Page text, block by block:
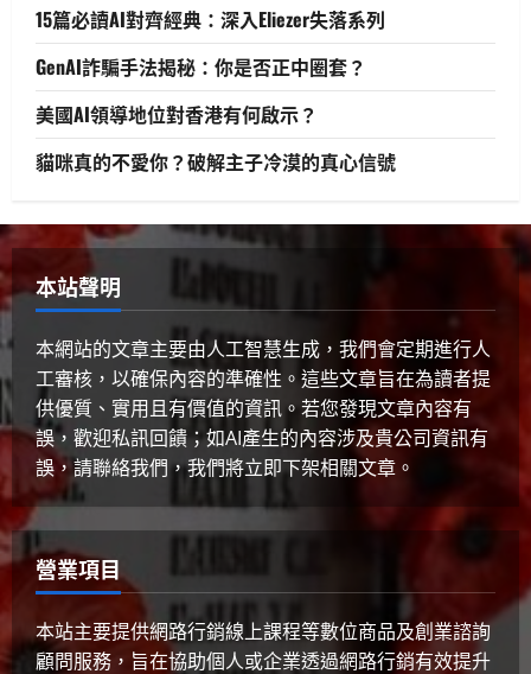
3
軟體實務操作
GenAI詐騙手法揭秘：你是否正中圈
套？
2025 年 4 月 10 日 0
4
生活與成長
2025 年 4 月 10 日 0
5
健康與生活 生活與成長 生物學
貓咪真的不愛你？破解主子冷漠的真
心信號
2025 年 4 月 10 日 0
15篇必讀AI對齊經典：深入Eliezer失落系列
GenAI詐騙手法揭秘：你是否正中圈套？
美國AI領導地位對香港有何啟示？
貓咪真的不愛你？破解主子冷漠的真心信號
本站聲明
本網站的文章主要由人工智慧生成，我們會定期進行人
工審核，以確保內容的準確性。這些文章旨在為讀者提
供優質、實用且有價值的資訊。若您發現文章內容有
誤，歡迎私訊回饋；如AI產生的內容涉及貴公司資訊有
誤，請聯絡我們，我們將立即下架相關文章。
營業項目
本站主要提供網路行銷線上課程等數位商品及創業諮詢
顧問服務，旨在協助個人或企業透過網路行銷有效提升